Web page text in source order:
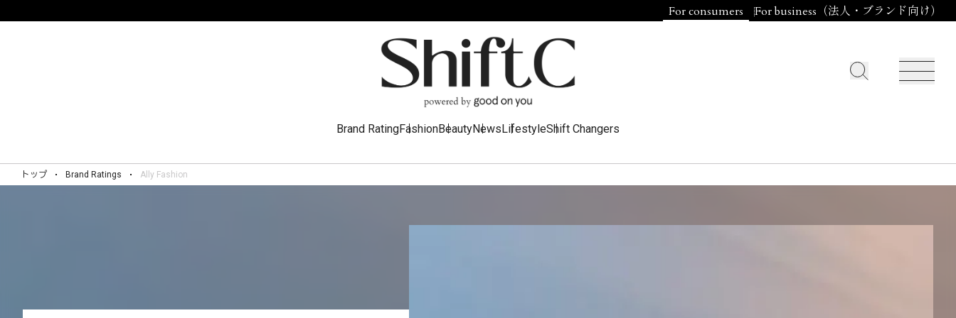
For consumers For business（法人・ブランド向け）
Brand RatingFashionBeautyNewsLifestyleShift Changers
トップ Brand Ratings Ally Fashion